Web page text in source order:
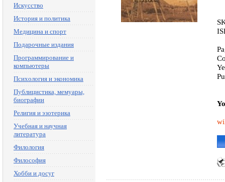
Искусство
История и политика
Медицина и спорт
Подарочные издания
Программирование и
компьютеры
Психология и экономика
Публицистика, мемуары,
биографии
Религия и эзотерика
Учебная и научная
литература
Филология
Философия
Хобби и досуг